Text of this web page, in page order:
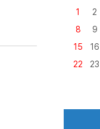
1
2
8
9
15
16
22
23